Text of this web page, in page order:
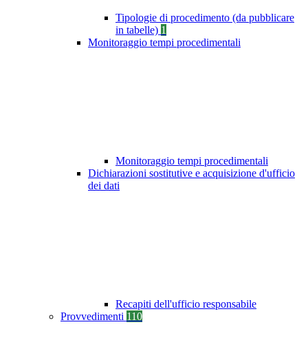
Tipologie di procedimento (da pubblicare
in tabelle) 1
Monitoraggio tempi procedimentali
Monitoraggio tempi procedimentali
Dichiarazioni sostitutive e acquisizione d'ufficio
dei dati
Recapiti dell'ufficio responsabile
Provvedimenti 110